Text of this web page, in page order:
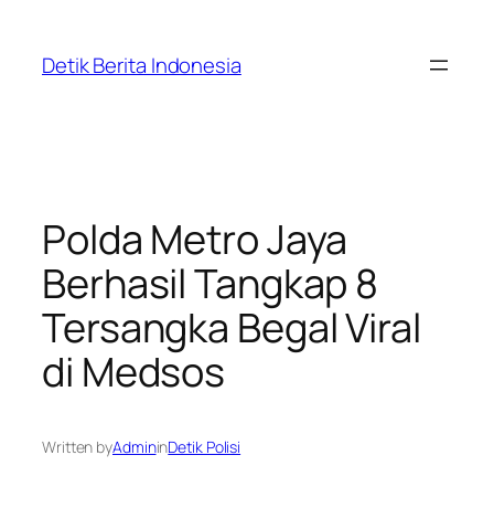
content
Detik Berita Indonesia
Polda Metro Jaya
Berhasil Tangkap 8
Tersangka Begal Viral
di Medsos
Written byAdmininDetik Polisi